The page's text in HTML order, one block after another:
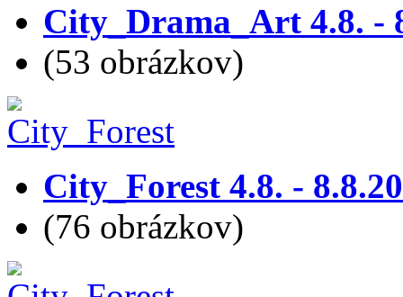
City_Drama_Art 4.8. -
(53 obrázkov)
City_Forest 4.8. -
(76 obrázkov)